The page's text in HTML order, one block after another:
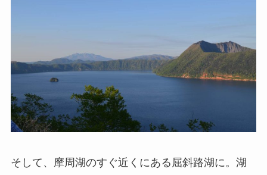
そして、摩周湖のすぐ近くにある屈斜路湖に。湖